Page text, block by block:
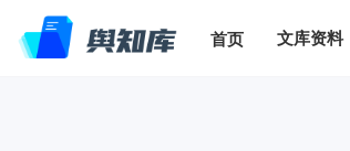
首页 文库资料